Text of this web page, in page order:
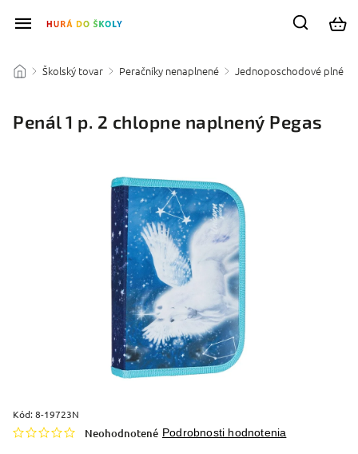
/ Školský tovar / Peračníky nenaplnené / Jednoposchodové plné
Penál 1 p. 2 chlopne naplnený Pegas
Kód:8-19723N
Neohodnotené Podrobnosti hodnotenia